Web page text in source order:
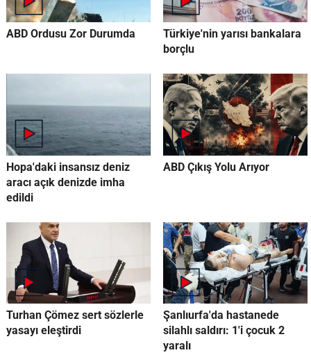
ABD Ordusu Zor Durumda
Türkiye'nin yarısı bankalara
borçlu
Hopa'daki insansız deniz
aracı açık denizde imha
edildi
ABD Çıkış Yolu Arıyor
Turhan Çömez sert sözlerle
yasayı eleştirdi
Şanlıurfa'da hastanede
silahlı saldırı: 1'i çocuk 2
yaralı